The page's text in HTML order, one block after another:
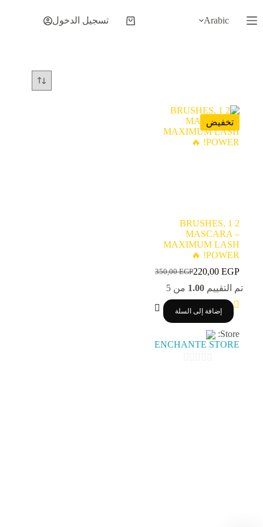
إلى
المحتوى
Arabic
عربة
تسجيل الدخول
تخفيض
2 BRUSHES, 1
MASCARA –
MAXIMUM LASH
POWER! 🔥
350,00EGP
السعر
الأصلي
هو:
350,00 EGP.
220,00 EGP
السعر
الحالي
هو:
220,00 EGP.
تم التقييم 1.00 من 5
إضافة إلى السلة
Store:
ENCHANTE STORE